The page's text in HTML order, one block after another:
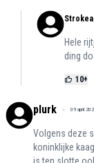
Hele
ding
10+
plurk 09 april
Volgens deze
koninklijke